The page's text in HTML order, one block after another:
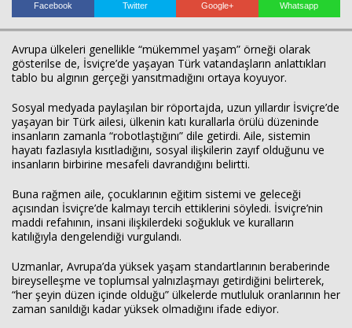
Facebook Twitter Google+ Whatsapp
Avrupa ülkeleri genellikle “mükemmel yaşam” örneği olarak
gösterilse de, İsviçre’de yaşayan Türk vatandaşların anlattıkları
tablo bu algının gerçeği yansıtmadığını ortaya koyuyor.
Sosyal medyada paylaşılan bir röportajda, uzun yıllardır İsviçre’de
yaşayan bir Türk ailesi, ülkenin katı kurallarla örülü düzeninde
insanların zamanla “robotlaştığını” dile getirdi. Aile, sistemin
hayatı fazlasıyla kısıtladığını, sosyal ilişkilerin zayıf olduğunu ve
insanların birbirine mesafeli davrandığını belirtti.
Buna rağmen aile, çocuklarının eğitim sistemi ve geleceği
açısından İsviçre’de kalmayı tercih ettiklerini söyledi. İsviçre’nin
maddi refahının, insani ilişkilerdeki soğukluk ve kuralların
katılığıyla dengelendiği vurgulandı.
Uzmanlar, Avrupa’da yüksek yaşam standartlarının beraberinde
bireyselleşme ve toplumsal yalnızlaşmayı getirdiğini belirterek,
“her şeyin düzen içinde olduğu” ülkelerde mutluluk oranlarının her
zaman sanıldığı kadar yüksek olmadığını ifade ediyor.